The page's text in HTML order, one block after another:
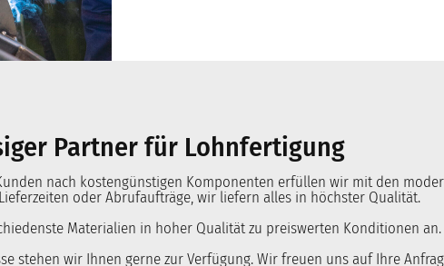
Partner für Lohnfertigung
nach kostengünstigen Komponenten erfüllen wir mit den
oder Abrufaufträge, wir liefern alles in höchster Qualität.
Materialien in hoher Qualität zu preiswerten Konditionen an.
stehen wir Ihnen gerne zur Verfügung. Wir freuen uns auf Ihre